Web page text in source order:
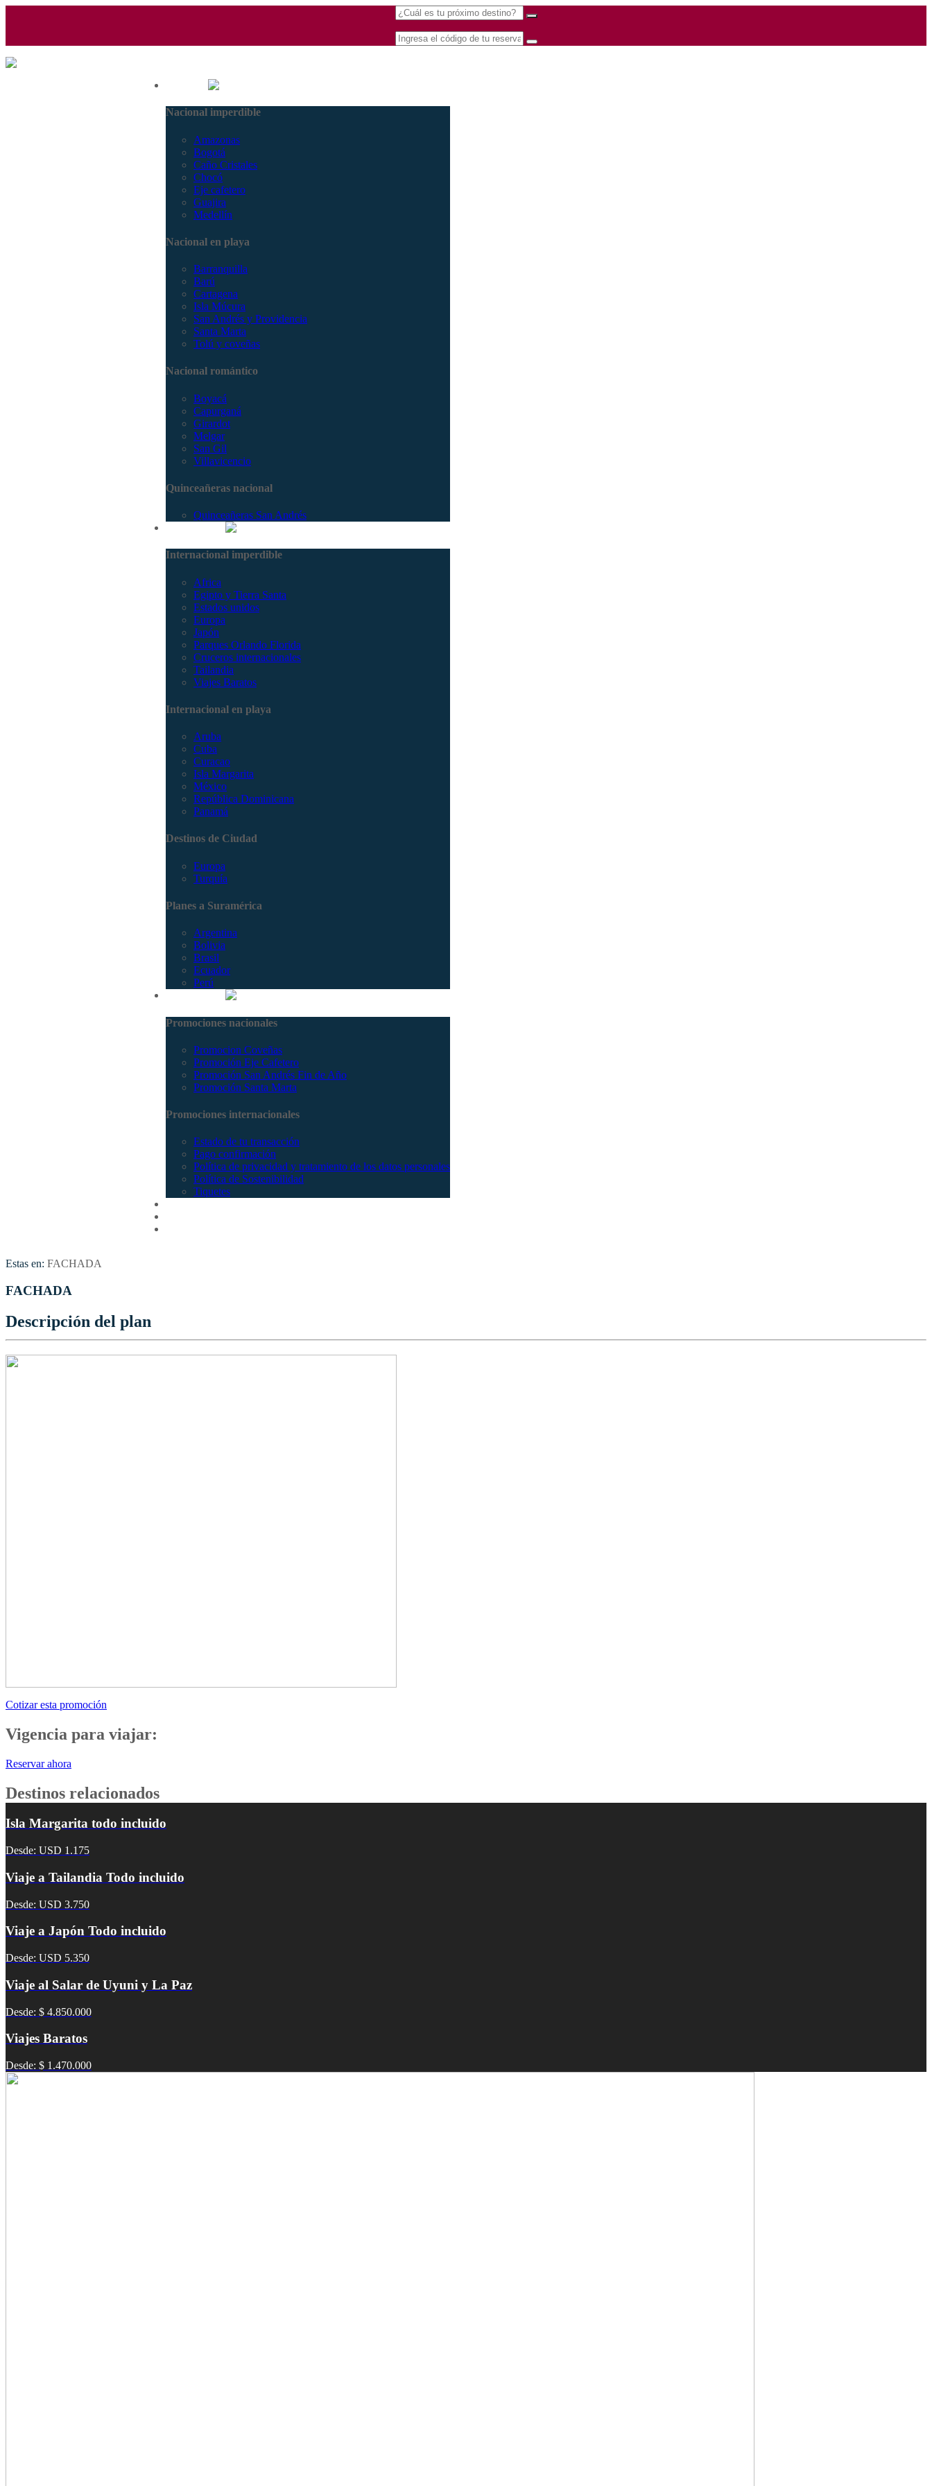
Nacional imperdible
Amazonas
Bogotá
Caño Cristales
Chocó
Eje cafetero
Guajira
Medellín
Nacional en playa
Barranquilla
Barú
Cartagena
Isla Múcura
San Andrés y Providencia
Santa Marta
Tolú y coveñas
Nacional romántico
Boyacá
Capurganá
Girardot
Melgar
San Gil
Villavicencio
Quinceañeras nacional
Quinceañeras San Andrés
Internacional imperdible
Africa
Egipto y Tierra Santa
Estados unidos
Europa
Japón
Parques Orlando Florida
Cruceros internacionales
Tailandia
Viajes Baratos
Internacional en playa
Aruba
Cuba
Curacao
Isla Margarita
México
República Dominicana
Panamá
Destinos de Ciudad
Europa
Turquía
Planes a Suramérica
Argentina
Bolivia
Brasil
Ecuador
Perú
Promociones nacionales
Promocion Coveñas
Promoción Eje Cafetero
Promoción San Andrés Fin de Año
Promoción Santa Marta
Promociones internacionales
Estado de tu transacción
Pago confirmación
Política de privacidad y tratamiento de los datos personales
Política de Sostenibilidad
Tiquetes
Estas en: FACHADA
FACHADA
Descripción del plan
Cotizar esta promoción
Vigencia para viajar:
Reservar ahora
Destinos relacionados
Isla Margarita todo incluido
Desde: USD 1.175
Viaje a Tailandia Todo incluido
Desde: USD 3.750
Viaje a Japón Todo incluido
Desde: USD 5.350
Viaje al Salar de Uyuni y La Paz
Desde: $ 4.850.000
Viajes Baratos
Desde: $ 1.470.000